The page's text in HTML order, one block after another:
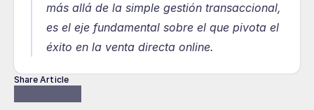
más allá de la simple gestión transaccional,
es el eje fundamental sobre el que pivota el
éxito en la venta directa online.
Share Article